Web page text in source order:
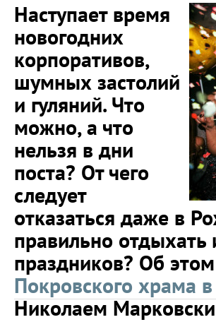
Наступает время
новогодних
корпоративов,
шумных застолий
и гуляний. Что
можно, а что
нельзя в дни
поста? От чего
следует
отказаться даже в
правильно отдыхать
праздников? Об
Покровского храма
Николаем